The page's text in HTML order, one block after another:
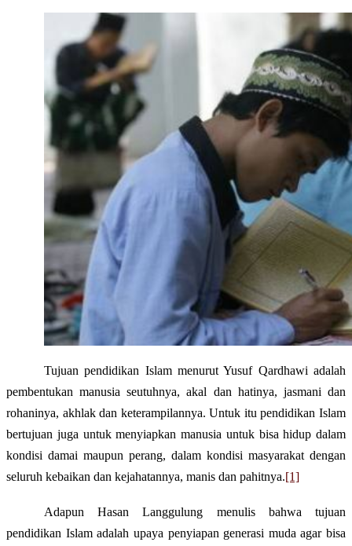
Tujuan pendidikan Islam menurut Yusuf Qardhawi adalah
pembentukan manusia seutuhnya, akal dan hatinya, jasmani dan
rohaninya, akhlak dan keterampilannya. Untuk itu pendidikan Islam
bertujuan juga untuk menyiapkan manusia untuk bisa hidup dalam
kondisi damai maupun perang, dalam kondisi masyarakat dengan
seluruh kebaikan dan kejahatannya, manis dan pahitnya.[1]
Adapun Hasan Langgulung menulis bahwa tujuan
pendidikan Islam adalah upaya penyiapan generasi muda agar bisa